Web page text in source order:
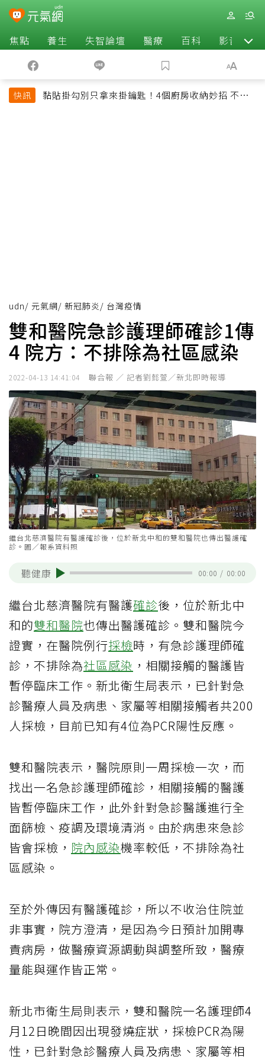
焦點 養生 失智論壇 醫療 百科 影音
快訊
黏貼掛勾別只拿來掛鑰匙！4個廚房收納妙招 不用
udn/ 元氣網/ 新冠肺炎 / 台灣疫情
雙和醫院急診護理師確診1傳
4 院方：不排除為社區感染
2022-04-13 14:41:04 聯合報 ／ 記者劉懿萱／新北即時報導
繼台北慈濟醫院有醫護確診後，位於新北中和的雙和醫院也傳出醫護確
診。圖／報系資料照
聽健康 00:00 / 00:00
繼台北慈濟醫院有醫護確診後，位於新北中
和的雙和醫院也傳出醫護確診。雙和醫院今
證實，在醫院例行採檢時，有急診護理師確
診，不排除為社區感染 ，相關接觸的醫護皆
暫停臨床工作。新北衛生局表示，已針對急
診醫療人員及病患、家屬等相關接觸者共200
人採檢，目前已知有4位為PCR陽性反應。
雙和醫院表示，醫院原則一周採檢一次，而
找出一名急診護理師確診，相關接觸的醫護
皆暫停臨床工作，此外針對急診醫護進行全
面篩檢、疫調及環境清消。由於病患來急診
皆會採檢， 院內感染機率較低，不排除為社
區感染。
至於外傳因有醫護確診，所以不收治住院並
非事實，院方澄清，是因為今日預計加開專
責病房，做醫療資源調動與調整所致，醫療
量能與運作皆正常。
新北市衛生局則表示，雙和醫院一名護理師4
月12日晚間因出現發燒症狀，採檢PCR為陽
性，已針對急診醫療人員及病患、家屬等相